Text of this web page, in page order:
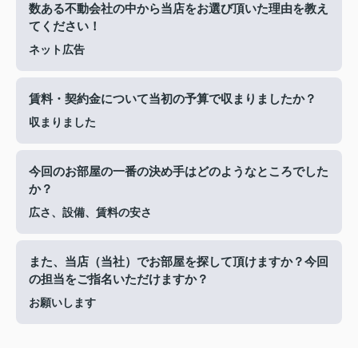
数ある不動会社の中から当店をお選び頂いた理由を教え
てください！
ネット広告
賃料・契約金について当初の予算で収まりましたか？
収まりました
今回のお部屋の一番の決め手はどのようなところでした
か？
広さ、設備、賃料の安さ
また、当店（当社）でお部屋を探して頂けますか？今回
の担当をご指名いただけますか？
お願いします